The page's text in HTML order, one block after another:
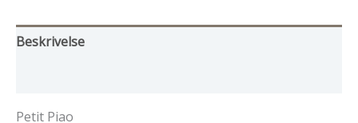
Beskrivelse
Petit Piao